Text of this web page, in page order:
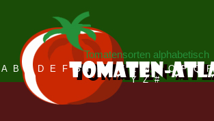
Tomatensorten alphabetisch
A B C D E F G H I J K L M N O P Q R
Y Z #